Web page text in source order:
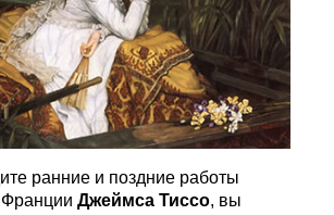
ранние и поздние работы
ФранцииДжеймса Тиссо, вы